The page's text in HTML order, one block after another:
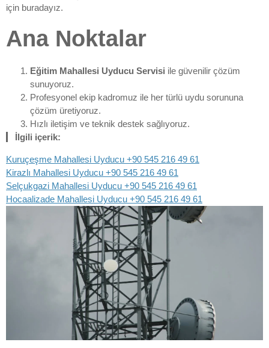
için buradayız.
Ana Noktalar
Eğitim Mahallesi Uyducu Servisi ile güvenilir çözüm
sunuyoruz.
Profesyonel ekip kadromuz ile her türlü uydu sorununa
çözüm üretiyoruz.
Hızlı iletişim ve teknik destek sağlıyoruz.
İlgili içerik:
Kuruçeşme Mahallesi Uyducu +90 545 216 49 61
Kirazlı Mahallesi Uyducu +90 545 216 49 61
Selçukgazi Mahallesi Uyducu +90 545 216 49 61
Hocaalizade Mahallesi Uyducu +90 545 216 49 61